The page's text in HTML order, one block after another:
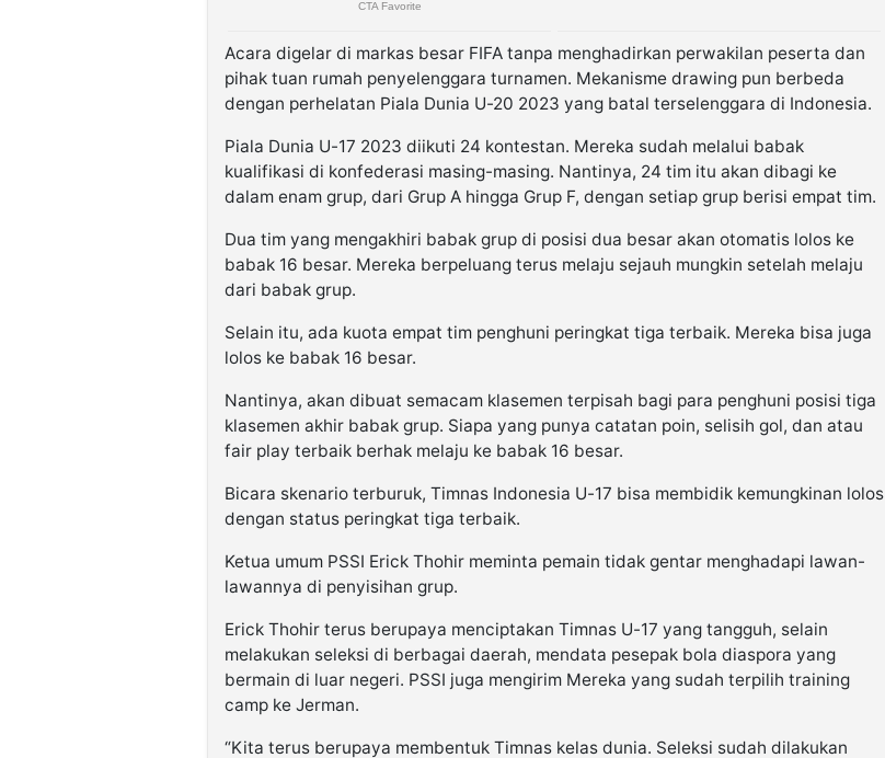
Acara digelar di markas besar FIFA tanpa menghadirkan perwakilan peserta dan
pihak tuan rumah penyelenggara turnamen. Mekanisme drawing pun berbeda
dengan perhelatan Piala Dunia U-20 2023 yang batal terselenggara di Indonesia.
Piala Dunia U-17 2023 diikuti 24 kontestan. Mereka sudah melalui babak
kualifikasi di konfederasi masing-masing. Nantinya, 24 tim itu akan dibagi ke
dalam enam grup, dari Grup A hingga Grup F, dengan setiap grup berisi empat tim.
Dua tim yang mengakhiri babak grup di posisi dua besar akan otomatis lolos ke
babak 16 besar. Mereka berpeluang terus melaju sejauh mungkin setelah melaju
dari babak grup.
Selain itu, ada kuota empat tim penghuni peringkat tiga terbaik. Mereka bisa juga
lolos ke babak 16 besar.
Nantinya, akan dibuat semacam klasemen terpisah bagi para penghuni posisi tiga
klasemen akhir babak grup. Siapa yang punya catatan poin, selisih gol, dan atau
fair play terbaik berhak melaju ke babak 16 besar.
Bicara skenario terburuk, Timnas Indonesia U-17 bisa membidik kemungkinan lolos
dengan status peringkat tiga terbaik.
Ketua umum PSSI Erick Thohir meminta pemain tidak gentar menghadapi lawan-
lawannya di penyisihan grup.
Erick Thohir terus berupaya menciptakan Timnas U-17 yang tangguh, selain
melakukan seleksi di berbagai daerah, mendata pesepak bola diaspora yang
bermain di luar negeri. PSSI juga mengirim Mereka yang sudah terpilih training
camp ke Jerman.
“Kita terus berupaya membentuk Timnas kelas dunia. Seleksi sudah dilakukan